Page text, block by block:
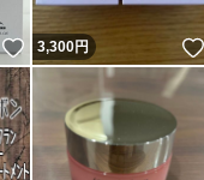
いいね！
3,300円